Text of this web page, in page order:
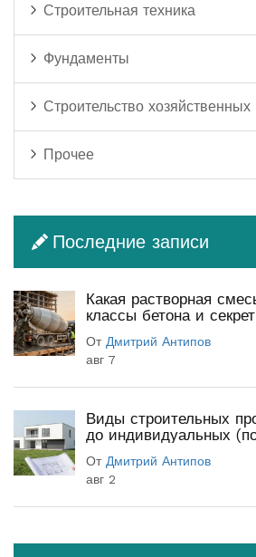
Строительная техника
Фундаменты
Строительство хозяйственных
Прочее
Последние записи
Какая растворная
классы бетона и
От Дмитрий Антипов
авг 7
Виды строительных
до индивидуальных
От Дмитрий Антипов
авг 2